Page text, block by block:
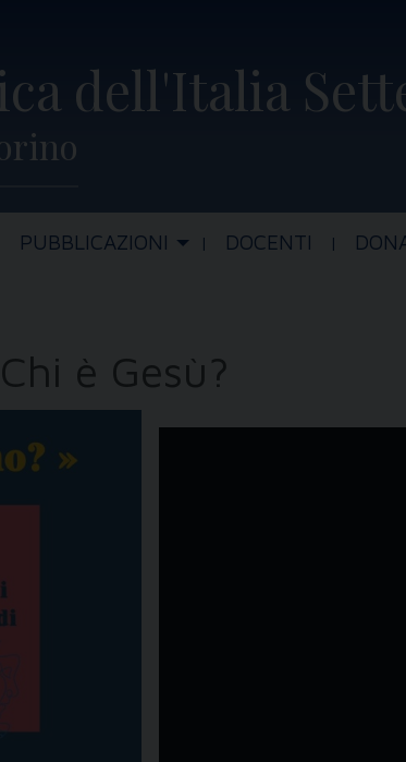
dell'Italia
PUBBLICAZIONI DOCENTI
è Gesù?